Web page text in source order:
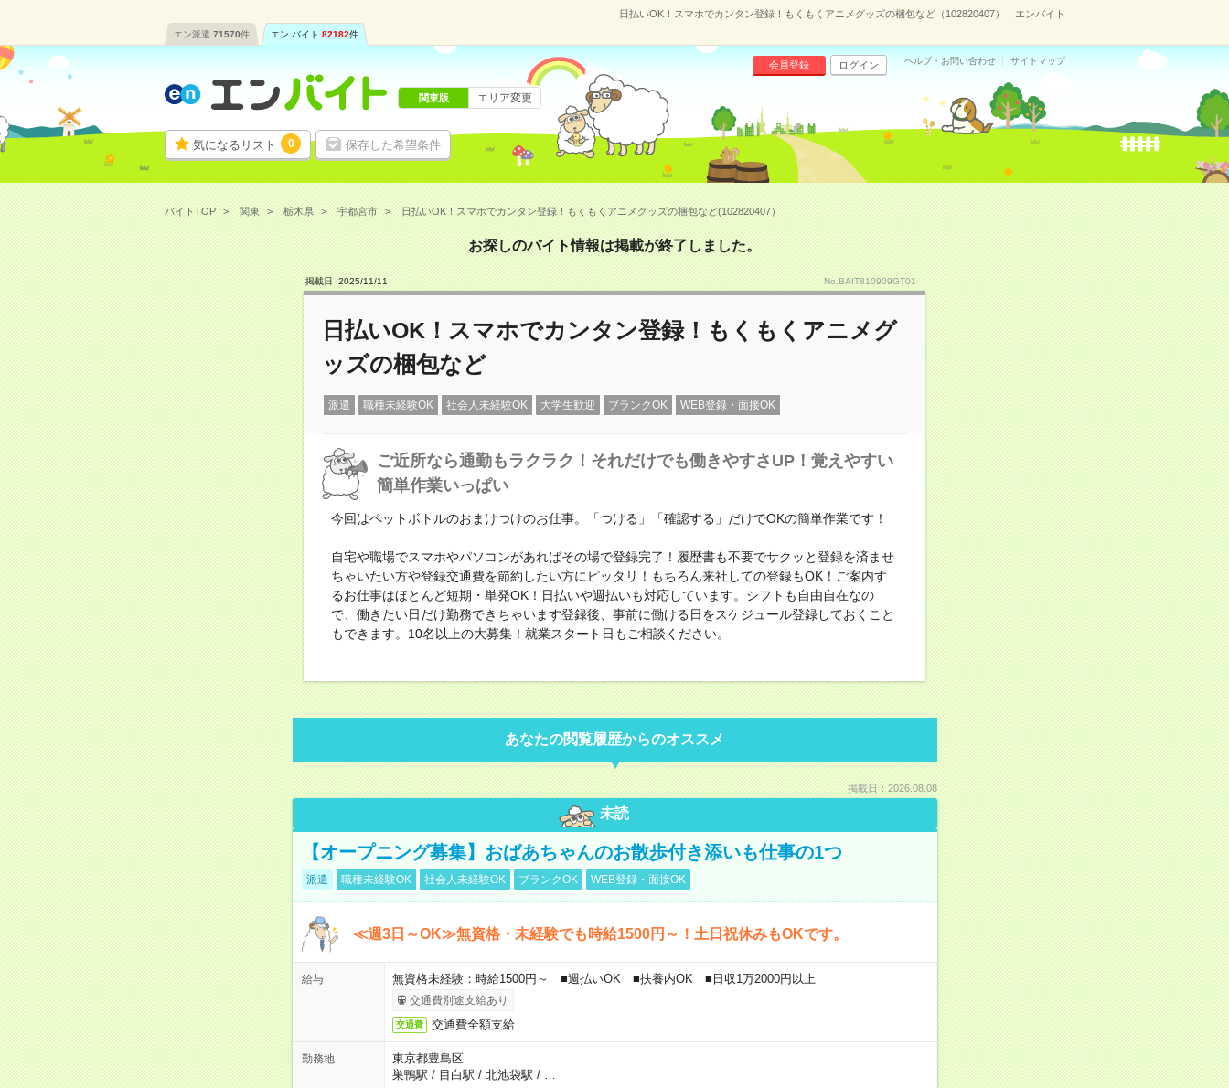
日払いOK！スマホでカンタン登録！もくもくアニメグッズの梱包など（102820407）｜エンバイト
エン派遣 71570件 エン バイト 82182件
気になるリスト 0 保存した希望条件
会員登録 ログイン ヘルプ・お問い合わせ サイトマップ
関東版 エリア変更
バイトTOP 関東 栃木県 宇都宮市 日払いOK！スマホでカンタン登録！もくもくアニメグッズの梱包など(102820407）
お探しのバイト情報は掲載が終了しました。
掲載日 :2025/11/11 No.BAIT810909GT01
日払いOK！スマホでカンタン登録！もくもくアニメグ
ッズの梱包など
派遣 職種未経験OK 社会人未経験OK 大学生歓迎 ブランクOK WEB登録・面接OK
ご近所なら通勤もラクラク！それだけでも働きやすさUP！覚えやすい
簡単作業いっぱい
今回はペットボトルのおまけつけのお仕事。「つける」「確認する」だけでOKの簡単作業です！
自宅や職場でスマホやパソコンがあればその場で登録完了！履歴書も不要でサクッと登録を済ませ
ちゃいたい方や登録交通費を節約したい方にピッタリ！もちろん来社しての登録もOK！ご案内す
るお仕事はほとんど短期・単発OK！日払いや週払いも対応しています。シフトも自由自在なの
で、働きたい日だけ勤務できちゃいます登録後、事前に働ける日をスケジュール登録しておくこと
もできます。10名以上の大募集！就業スタート日もご相談ください。
あなたの閲覧履歴からのオススメ
掲載日：2026.08.08
未読
【オープニング募集】おばあちゃんのお散歩付き添いも仕事の1つ
派遣 職種未経験OK 社会人未経験OK ブランクOK WEB登録・面接OK
≪週3日～OK≫無資格・未経験でも時給1500円～！土日祝休みもOKです。
給与 無資格未経験：時給1500円～ ■週払いOK ■扶養内OK ■日収1万2000円以上
交通費別途支給あり
交通費 交通費全額支給
勤務地
東京都豊島区
巣鴨駅 / 目白駅 / 北池袋駅 /